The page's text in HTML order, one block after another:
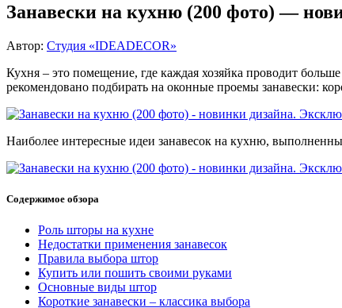
Занавески на кухню (200 фото) —
Автор: Студия «IDEADECOR»
Кухня – это помещение, где каждая хозяйка проводит
рекомендовано подбирать на оконные проемы занавески:
Наиболее интересные идеи занавесок на кухню,
Содержимое обзора
Роль шторы на кухне
Недостатки применения занавесок
Правила выбора штор
Купить или пошить своими руками
Основные виды штор
Короткие занавески – классика выбора